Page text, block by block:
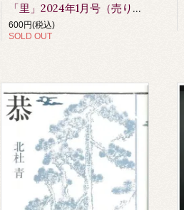
「里」2024年1月号（売り切れました）
600円(税込)
SOLD OUT